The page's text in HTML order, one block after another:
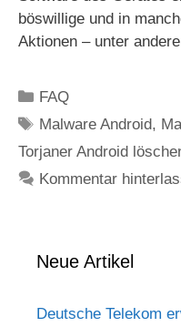
böswillige und in
Aktionen – unter
Kategorien
FAQ
Schlagwörter
Malware Android,
Torjaner Android
Kommentar
Neue Artikel
Deutsche Telekom